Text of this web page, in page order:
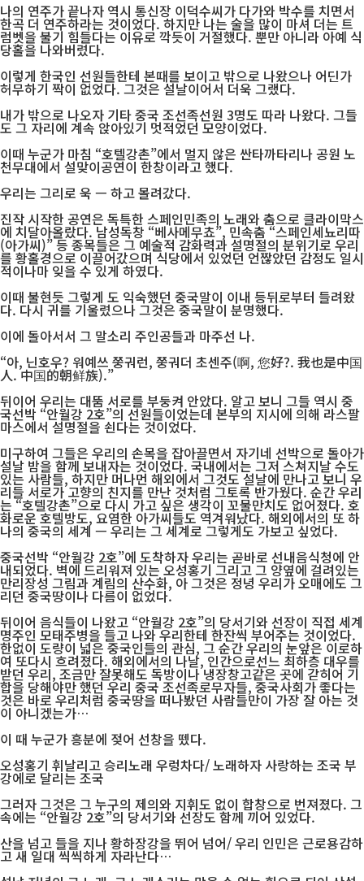
나의 연주가 끝나자 역시 통신장 이덕수씨가 다가와 박수를 치면서
한곡 더 연주하라는 것이었다. 하지만 나는 술을 많이 마셔 더는 트
럼벳을 불기 힘들다는 이유로 깍듯이 거절했다. 뿐만 아니라 아예 식
당홀을 나와버렸다.
이렇게 한국인 선원들한테 본때를 보이고 밖으로 나왔으나 어딘가
허무하기 짝이 없었다. 그것은 설날이어서 더욱 그랬다.
내가 밖으로 나오자 기타 중국 조선족선원 3명도 따라 나왔다. 그들
도 그 자리에 계속 앉아있기 멋적었던 모양이었다.
이때 누군가 마침 “호텔강촌”에서 멀지 않은 싼타까타리나 공원 노
천무대에서 설맞이공연이 한창이라고 했다.
우리는 그리로 욱 ㅡ 하고 몰려갔다.
진작 시작한 공연은 독특한 스페인민족의 노래와 춤으로 클라이막스
에 치달아올랐다. 남성독창 “베사메무쵸”, 민속춤 “스페인세뇨리따
(아가씨)” 등 종목들은 그 예술적 감화력과 설명절의 분위기로 우리
를 황홀경으로 이끌어갔으며 식당에서 있었던 언짢았던 감정도 일시
적이나마 잊을 수 있게 하였다.
이때 불현듯 그렇게 도 익숙했던 중국말이 이내 등뒤로부터 들려왔
다. 다시 귀를 기울렸으나 그것은 중국말이 분명했다.
이에 돌아서서 그 말소리 주인공들과 마주선 나.
“아, 닌호우? 워예쓰 쭝궈런, 쭝궈더 초센주(啊, 您好?. 我也是中国
人. 中国的朝鲜族).”
뒤이어 우리는 대뚬 서로를 부둥켜 안았다. 알고 보니 그들 역시 중
국선박 “안월강 2호”의 선원들이었는데 본부의 지시에 의해 라스팔
마스에서 설명절을 쇤다는 것이었다.
미구하여 그들은 우리의 손목을 잡아끌면서 자기네 선박으로 돌아가
설날 밤을 함께 보내자는 것이었다. 국내에서는 그저 스쳐지날 수도
있는 사람들, 하지만 머나먼 해외에서 그것도 설날에 만나고 보니 우
리들 서로가 고향의 친지를 만난 것처럼 그토록 반가웠다. 순간 우리
는 “호텔강촌”으로 다시 가고 싶은 생각이 꼬물만치도 없어졌다. 호
화로운 호텔방도, 요염한 아가씨들도 역겨워났다. 해외에서의 또 하
나의 중국의 세계 ㅡ 우리는 그 세계로 그렇게도 가보고 싶었다.
중국선박 “안월강 2호”에 도착하자 우리는 곧바로 선내음식청에 안
내되었다. 벽에 드리워져 있는 오성홍기 그리고 그 양옆에 걸려있는
만리장성 그림과 계림의 산수화, 아 그것은 정녕 우리가 오매에도 그
리던 중국땅이나 다름이 없었다.
뒤이어 음식들이 나왔고 “안월강 2호”의 당서기와 선장이 직접 세계
명주인 모태주병을 들고 나와 우리한테 한잔씩 부어주는 것이었다.
한없이 도량이 넓은 중국인들의 관심, 그 순간 우리의 눈앞은 이로하
여 또다시 흐려졌다. 해외에서의 나날, 인간으로선느 최하층 대우를
받던 우리, 조금만 잘못해도 독방이나 냉장창고같은 곳에 갇히어 기
합을 당해야만 했던 우리 중국 조선족로무자들, 중국사회가 좋다는
것은 바로 우리처럼 중국땅을 떠나봤던 사람들만이 가장 잘 아는 것
이 아니겠는가…
이 때 누군가 흥분에 젖어 선창을 뗐다.
오성홍기 휘날리고 승리노래 우렁차다/ 노래하자 사랑하는 조국 부
강에로 달리는 조국
그러자 그것은 그 누구의 제의와 지휘도 없이 합창으로 번져졌다. 그
속에는 “안월강 2호”의 당서기와 선장도 함께 끼어 있었다.
산을 넘고 들을 지나 황하장강을 뛰어 넘어/ 우리 인민은 근로용감하
고 새 일대 씩씩하게 자라난다…